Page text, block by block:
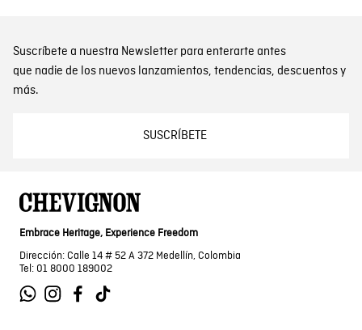
Suscríbete a nuestra Newsletter para enterarte antes
que nadie de los nuevos lanzamientos, tendencias, descuentos y
más.
SUSCRÍBETE
Embrace Heritage, Experience Freedom
Dirección: Calle 14 # 52 A 372 Medellín, Colombia
Tel: 01 8000 189002